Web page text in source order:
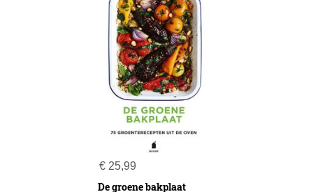
€ 25,99
De groene bakplaat